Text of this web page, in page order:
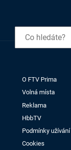
O FTV Prima
Volná místa
Reklama
HbbTV
Podmínky užívání
Cookies